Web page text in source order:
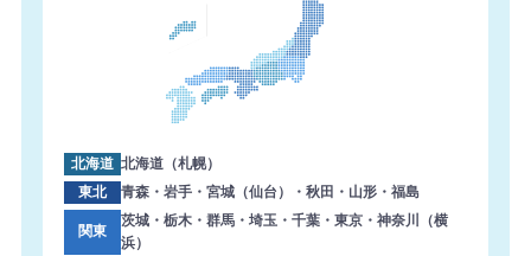
【三重県】複合機 FUJIFILM 導入のお問い合わせを頂きま
した。ありがとうございます。
2026年8月6日 14:59
【熊本県】複合機 KONICA MINOLTA 導入のお問い合わせ
を頂きました。ありがとうございます。
2026年8月6日 14:58
【東京都】コピー機 TOSHIBA 導入のお問い合わせを頂き
ました。ありがとうございます。
北海道 北海道（札幌）
東北
青森・岩手・宮城（仙台）・秋田・山形・福島
関東
茨城・栃木・群馬・埼玉・千葉・東京・神奈川（横
浜）